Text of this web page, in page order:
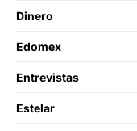
Dinero
Edomex
Entrevistas
Estelar